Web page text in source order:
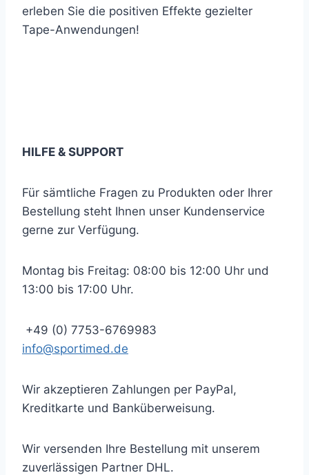
erleben Sie die positiven Effekte gezielter
Tape-Anwendungen!
HILFE & SUPPORT
Für sämtliche Fragen zu Produkten oder Ihrer
Bestellung steht Ihnen unser Kundenservice
gerne zur Verfügung.
Montag bis Freitag: 08:00 bis 12:00 Uhr und
13:00 bis 17:00 Uhr.
+49 (0) 7753-6769983
info@sportimed.de
Wir akzeptieren Zahlungen per PayPal,
Kreditkarte und Banküberweisung.
Wir versenden Ihre Bestellung mit unserem
zuverlässigen Partner DHL.